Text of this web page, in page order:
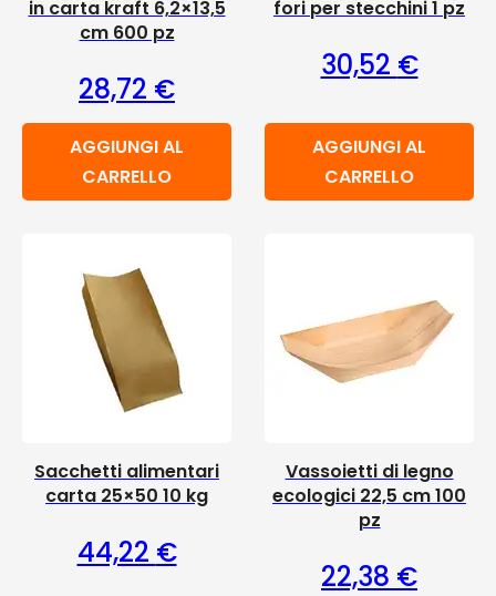
in carta kraft 6,2×13,5
cm 600 pz
28,72 €
AGGIUNGI AL
CARRELLO
fori per stecchini 1 pz
30,52 €
AGGIUNGI AL
CARRELLO
Sacchetti alimentari
carta 25×50 10 kg
44,22 €
Vassoietti di legno
ecologici 22,5 cm 100
pz
22,38 €